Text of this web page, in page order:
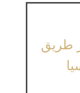
طریق